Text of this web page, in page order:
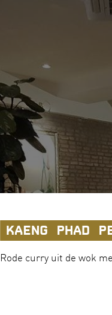
KAENG PHAD
Rode curry uit de wok